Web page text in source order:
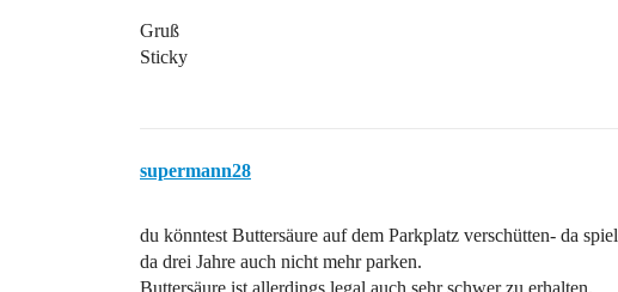
Gruß
Sticky
supermann28
du könntest Buttersäure auf dem Parkplatz verschütten- da
da drei Jahre auch nicht mehr parken.
Buttersäure ist allerdings legal auch sehr schwer zu erhalten.